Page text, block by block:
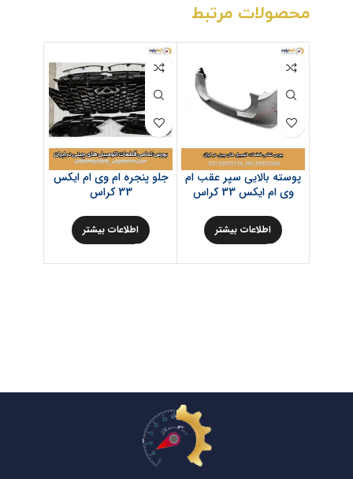
محصولات مرتبط
پوسته بالایی سپر عقب ام
وی ام ایکس 33 کراس
اطلاعات بیشتر
جلو پنجره ام وی ام ایکس
33 کراس
اطلاعات بیشتر